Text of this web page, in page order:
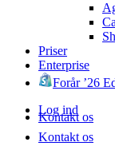
Priser
Enterprise
Forår ’26
Log ind
Kontakt os
Kontakt os